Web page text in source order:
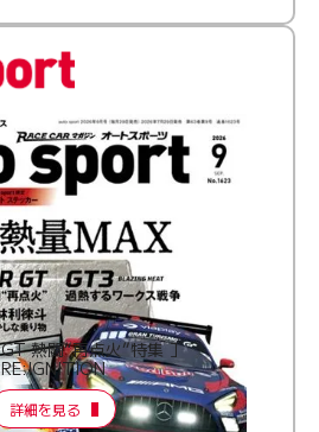
熱闘“再点火”特集 ］
RE:IGNITION
詳細を見る